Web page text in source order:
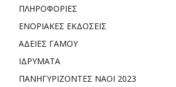
ΠΛΗΡΟΦΟΡΙΕΣ
ΕΝΟΡΙΑΚΕΣ ΕΚΔΟΣΕΙΣ
ΑΔΕΙΕΣ ΓΑΜΟΥ
ΙΔΡΥΜΑΤΑ
ΠΑΝΗΓΥΡΙΖΟΝΤΕΣ ΝΑΟΙ 2023